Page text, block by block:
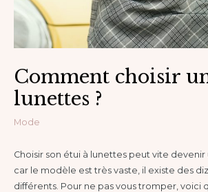
Comment choisir
lunettes ?
Mode
Choisir son étui à lunettes peut vite devenir
car le modèle est très vaste, il existe des
différents. Pour ne pas vous tromper, voici